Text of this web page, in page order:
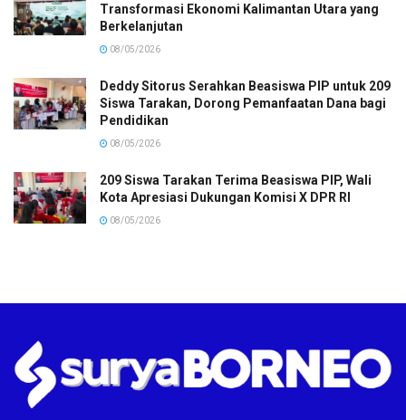
Transformasi Ekonomi Kalimantan Utara yang
Berkelanjutan
08/05/2026
Deddy Sitorus Serahkan Beasiswa PIP untuk 209
Siswa Tarakan, Dorong Pemanfaatan Dana bagi
Pendidikan
08/05/2026
209 Siswa Tarakan Terima Beasiswa PIP, Wali
Kota Apresiasi Dukungan Komisi X DPR RI
08/05/2026